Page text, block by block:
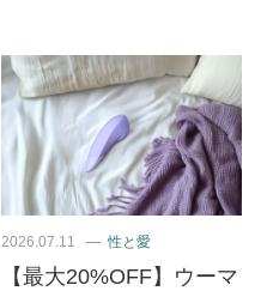
2026.07.11 性と愛
【最大20%OFF】ウーマ